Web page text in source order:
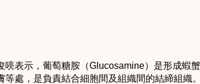
表示，葡萄糖胺（Glucosamine）是形成蝦
處，是負責結合細胞間及組織間的結締組織。